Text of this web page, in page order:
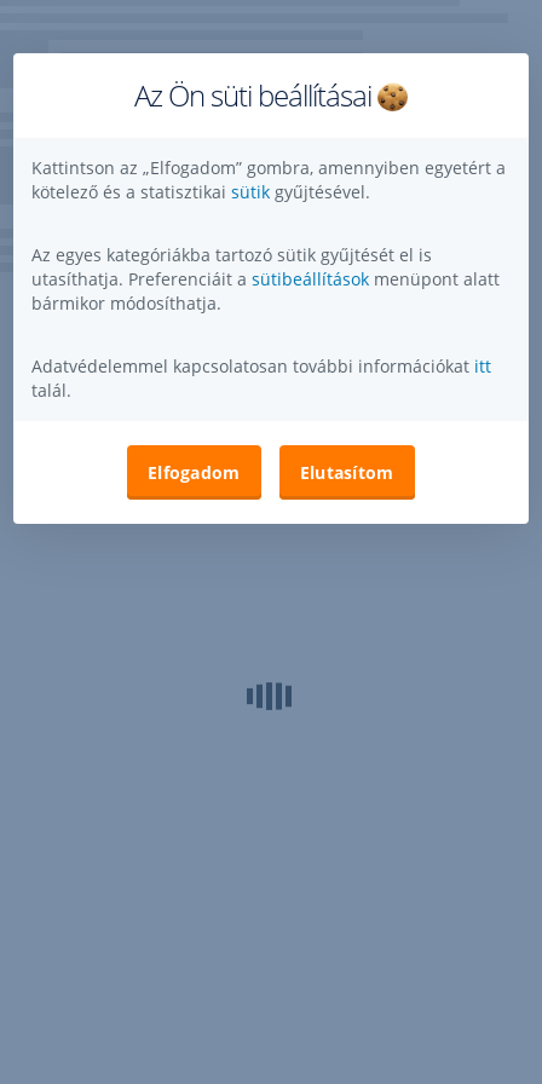
Az Ön süti beállításai
Kattintson az „Elfogadom” gombra, amennyiben egyetért a
kötelező és a statisztikai sütik gyűjtésével.
Az egyes kategóriákba tartozó sütik gyűjtését el is
utasíthatja. Preferenciáit a sütibeállítások menüpont alatt
bármikor módosíthatja.
Adatvédelemmel kapcsolatosan további információkat itt
talál.
Elfogadom Elutasítom